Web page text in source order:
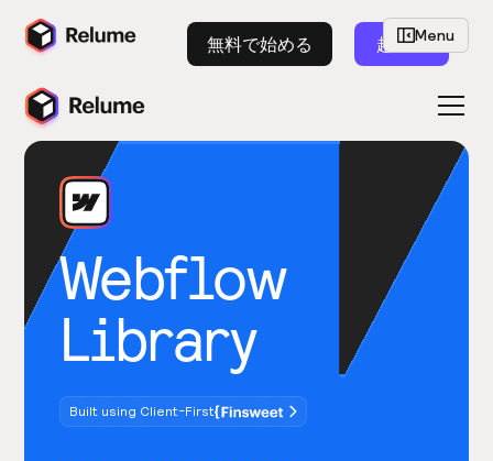
無料で始める 起動
Webflow
Library
Built using Client-First
Menu